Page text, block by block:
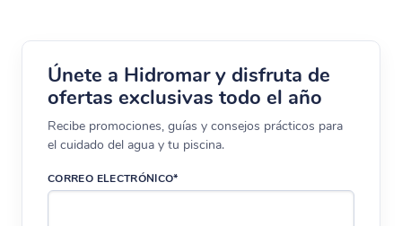
Únete a Hidromar y disfruta de
ofertas exclusivas todo el año
Recibe promociones, guías y consejos prácticos para
el cuidado del agua y tu piscina.
CORREO ELECTRÓNICO*